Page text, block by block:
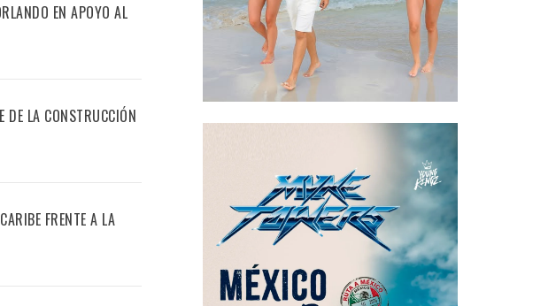
EN APOYO AL
DE LA CONSTRUCCIÓN
FRENTE A LA